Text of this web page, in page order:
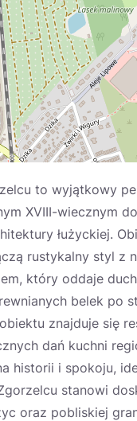
to wyjątkowy
XVIII-wiecznym
łużyckiej.
rustykalny styl
który oddaje
belek po
znajduje się
dań kuchni
historii i spokoju,
stanowi
oraz pobliskiej